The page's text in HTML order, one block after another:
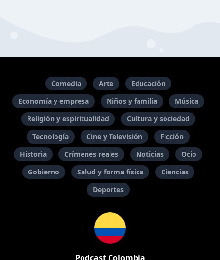
Comedia Arte
Educación
Economía y empresa
Niños y familia
Música
Religión y espiritualidad
Cultura y sociedad
Tecnología
Cine y Televisión
Ficción
Historia
Crímenes reales Noticias
Ocio
Gobierno
Salud y forma física
Ciencias
Deportes
Podcast Colombia